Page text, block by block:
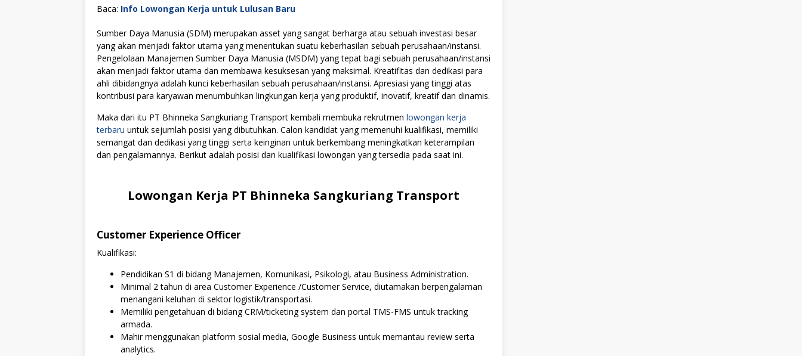
Baca: Info Lowongan Kerja untuk Lulusan Baru
Sumber Daya Manusia (SDM) merupakan asset yang sangat berharga atau sebuah investasi besar
yang akan menjadi faktor utama yang menentukan suatu keberhasilan sebuah perusahaan/instansi.
Pengelolaan Manajemen Sumber Daya Manusia (MSDM) yang tepat bagi sebuah perusahaan/instansi
akan menjadi faktor utama dan membawa kesuksesan yang maksimal. Kreatifitas dan dedikasi para
ahli dibidangnya adalah kunci keberhasilan sebuah perusahaan/instansi. Apresiasi yang tinggi atas
kontribusi para karyawan menumbuhkan lingkungan kerja yang produktif, inovatif, kreatif dan dinamis.
Maka dari itu PT Bhinneka Sangkuriang Transport kembali membuka rekrutmen lowongan kerja
terbaru untuk sejumlah posisi yang dibutuhkan. Calon kandidat yang memenuhi kualifikasi, memiliki
semangat dan dedikasi yang tinggi serta keinginan untuk berkembang meningkatkan keterampilan
dan pengalamannya. Berikut adalah posisi dan kualifikasi lowongan yang tersedia pada saat ini.
Lowongan Kerja PT Bhinneka Sangkuriang Transport
Customer Experience Officer
Kualifikasi:
Pendidikan S1 di bidang Manajemen, Komunikasi, Psikologi, atau Business Administration.
Minimal 2 tahun di area Customer Experience /Customer Service, diutamakan berpengalaman
menangani keluhan di sektor logistik/transportasi.
Memiliki pengetahuan di bidang CRM/ticketing system dan portal TMS-FMS untuk tracking
armada.
Mahir menggunakan platform sosial media, Google Business untuk memantau review serta
analytics.